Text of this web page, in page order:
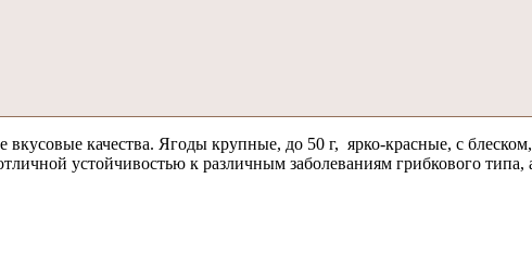
качества. Ягоды крупные, до 50 г, ярко-красные, с
устойчивостью к различным заболеваниям грибкового типа,